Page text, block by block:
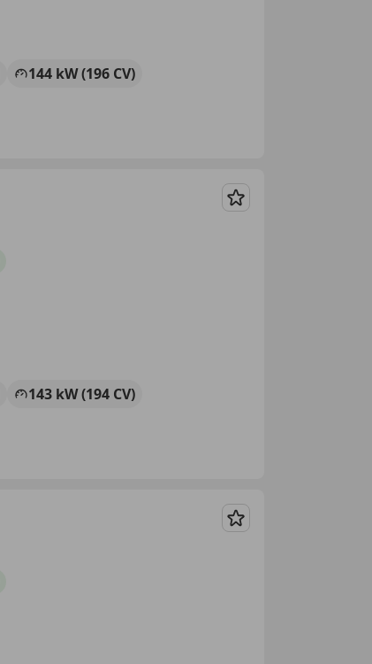
144 kW (196 CV)
Guardar
143 kW (194 CV)
Guardar